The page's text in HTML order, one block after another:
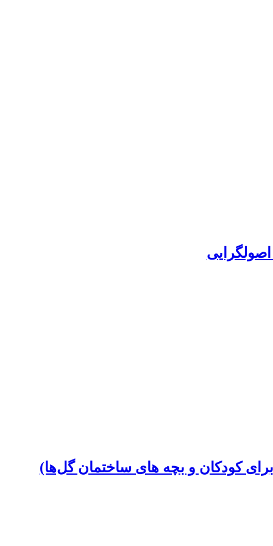
کودکان و بچه‏ های ساختمان گل‌ها)